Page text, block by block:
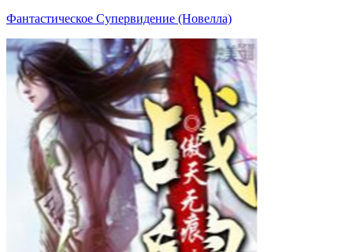
Фантастическое Супервидение (Новелла)